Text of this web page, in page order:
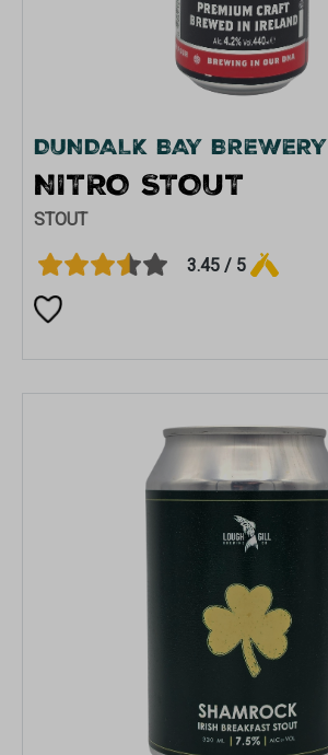
DUNDALK BAY BREWERY
NITRO STOUT
STOUT
3.45 / 5